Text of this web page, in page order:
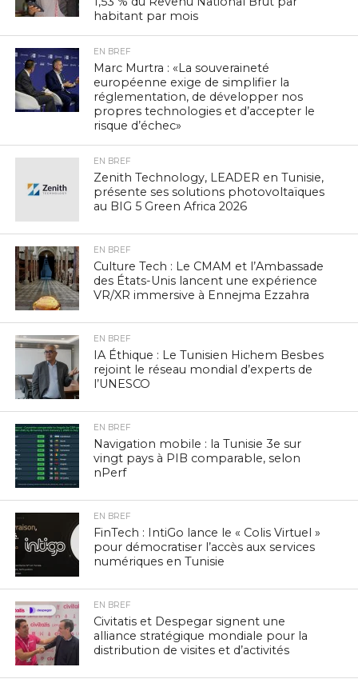
habitant par mois
EN BREF
Marc Murtra : «La souveraineté
européenne exige de simplifier la
réglementation, de développer nos
propres technologies et d’accepter le
risque d’échec»
EN BREF
Zenith Technology, LEADER en Tunisie,
présente ses solutions photovoltaïques
au BIG 5 Green Africa 2026
EN BREF
Culture Tech : Le CMAM et l’Ambassade
des États-Unis lancent une expérience
VR/XR immersive à Ennejma Ezzahra
EN BREF
IA Éthique : Le Tunisien Hichem Besbes
rejoint le réseau mondial d’experts de
l’UNESCO
EN BREF
Navigation mobile : la Tunisie 3e sur
vingt pays à PIB comparable, selon
nPerf
EN BREF
FinTech : IntiGo lance le « Colis Virtuel »
pour démocratiser l’accès aux services
numériques en Tunisie
EN BREF
Civitatis et Despegar signent une
alliance stratégique mondiale pour la
distribution de visites et d’activités